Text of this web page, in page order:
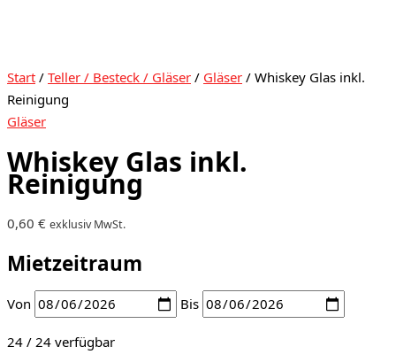
Start / Teller / Besteck / Gläser / Gläser / Whiskey Glas inkl.
Reinigung
Gläser
Whiskey Glas inkl.
Reinigung
0,60 € exklusiv MwSt.
Mietzeitraum
Von Bis
24 / 24 verfügbar